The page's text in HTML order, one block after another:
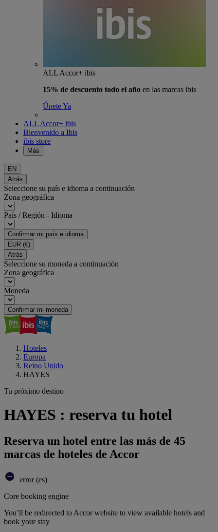
ALL Accor+ ibis
15% de descuento todo el año en las marcas ibis
Únete Ya
ALL Accor+ ibis
Bienvenido a Ibis
ibis store
Más
EN
Atrás
Seleccione su país e idioma a continuación
Zona geográfica
País / Región - Idioma
Confirmar mi país e idioma
EUR (€)
Atrás
Seleccione su moneda a continuación
Zona geográfica
Moneda
Confirmar mi moneda
Hoteles
Europa
Reino Unido
HAYES
Tu próximo destino
HAYES : reserva tu hotel
Reserva un hotel entre las más de 45
marcas de hoteles de Accor
error (es)
Core booking engine
You’ll be redirected to Accor website to view available hotels and
book your stay